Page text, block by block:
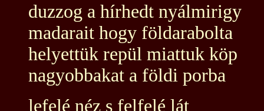
duzzog a hírhedt nyálmirigy
madarait hogy földarabolta
helyettük repül miattuk köp
nagyobbakat a földi porba
lefelé néz s felfelé lát